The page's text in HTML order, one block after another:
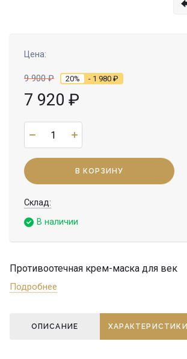
Цена:
9 900₽ 20% - 1 980 ₽
7 920 ₽
В КОРЗИНУ
Cклад:
В наличии
Противоотечная крем-маска для век
Подробнее
ОПИСАНИЕ ХАРАКТЕРИСТИКИ